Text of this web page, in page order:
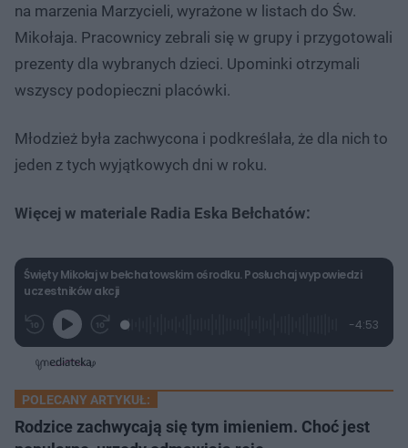
na marzenia Marzycieli, wyrażone w listach do Św.
Mikołaja. Pracownicy zebrali się w grupy i przygotowali
prezenty dla wybranych dzieci. Upominki otrzymali
wszyscy podopieczni placówki.
Młodzież była zachwycona i podkreślała, że dla nich to
jeden z tych wyjątkowych dni w roku.
Więcej w materiale Radia Eska Bełchatów:
Święty Mikołaj w bełchatowskim ośrodku. Posłuchaj wypowiedzi
uczestników akcji
G
j
P
z
e
w
ń
1
0
s
z
ń
1
0
s
a
:
5
.
1
P
o
ł
a
s
-4:53
POLECANY ARTYKUŁ:
Rodzice zachwycają się tym imieniem. Choć jest